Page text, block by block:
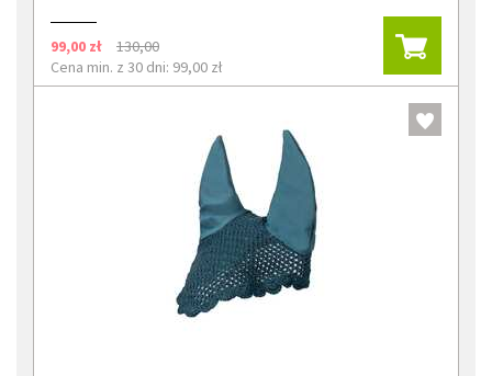
99,00 zł
130,00
Cena min. z 30 dni: 99,00 zł